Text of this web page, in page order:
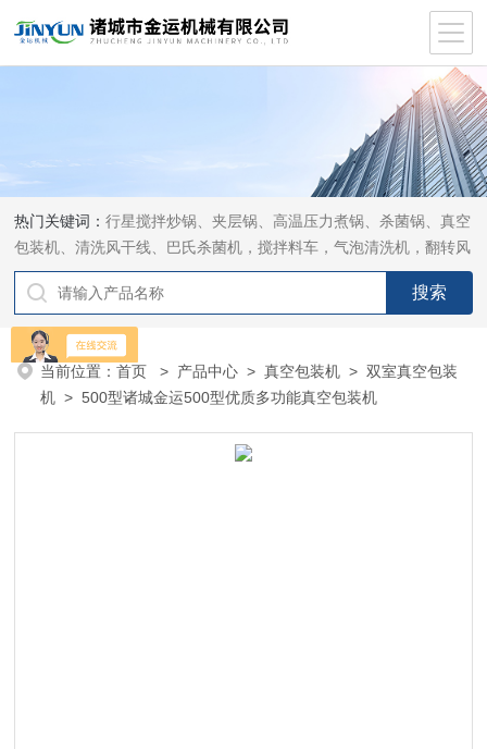
热门关键词：行星搅拌炒锅、夹层锅、高温压力煮锅、杀菌锅、真空
包装机、清洗风干线、巴氏杀菌机，搅拌料车，气泡清洗机，翻转风
干机
当前位置：首页 > 产品中心 >真空包装机 >双室真空包装
机 > 500型诸城金运500型优质多功能真空包装机